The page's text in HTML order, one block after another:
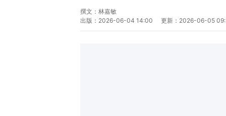
撰文： 林嘉敏
出版： 2026-06-04 14:00 更新： 2026-06-05